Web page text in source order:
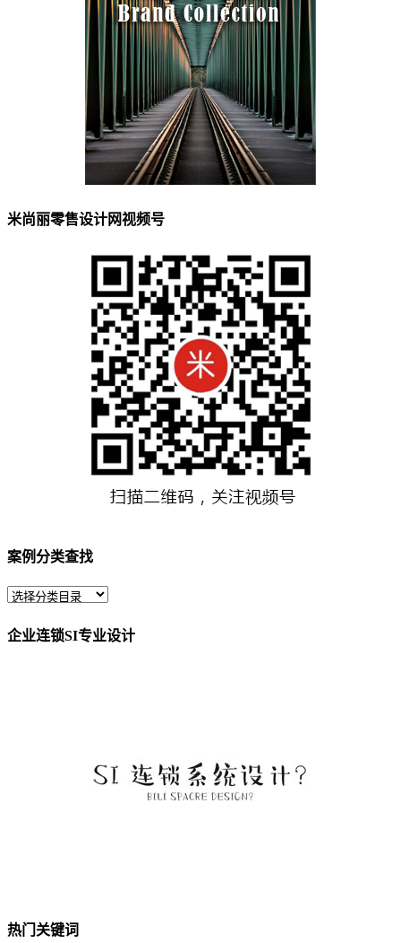
米尚丽零售设计网视频号
案例分类查找
企业连锁SI专业设计
热门关键词